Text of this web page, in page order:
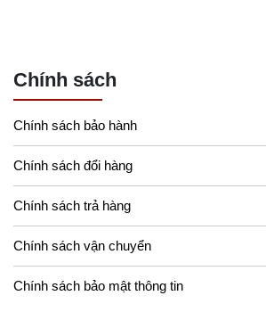
Chính sách
Chính sách bảo hành
Chính sách đổi hàng
Chính sách trả hàng
Chính sách vận chuyển
Chính sách bảo mật thông tin